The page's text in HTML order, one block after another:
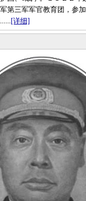
第三军军官教育团，参
[详细]